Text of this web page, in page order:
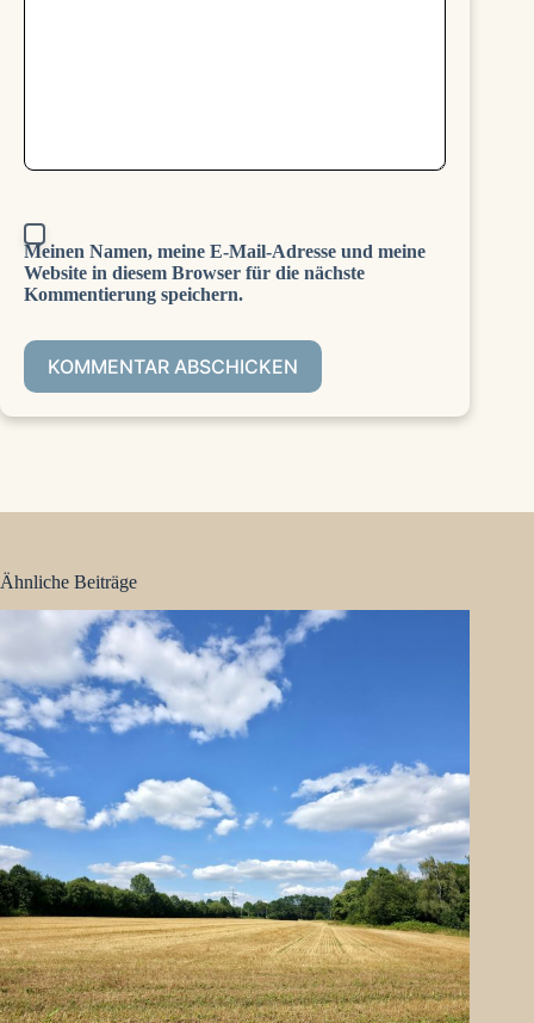
Meinen Namen, meine E-Mail-Adresse und meine
Website in diesem Browser für die nächste
Kommentierung speichern.
KOMMENTAR ABSCHICKEN
Ähnliche Beiträge